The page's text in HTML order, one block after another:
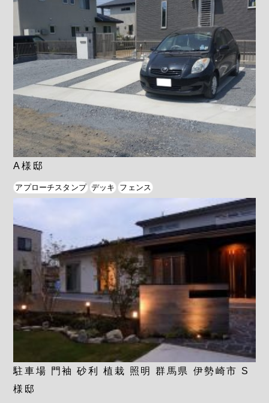
A様邸
アプローチスタンプ デッキ フェンス
駐車場 門袖 砂利 植栽 照明 群馬県 伊勢崎市 S
様邸